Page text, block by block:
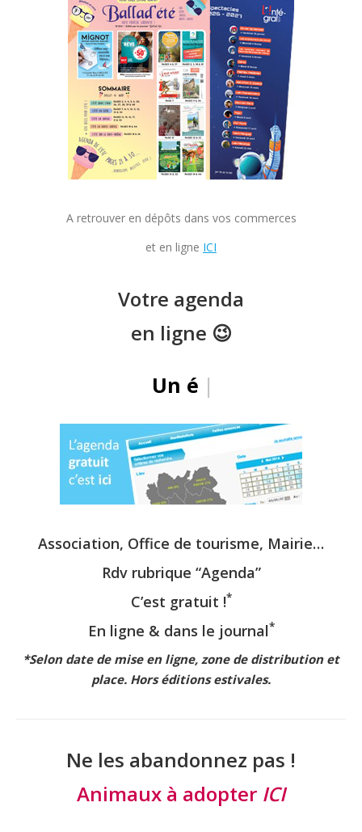
A retrouver en dépôts dans vos commerces
et en ligne ICI
Votre agenda
en ligne 😉
Un évèneme
Association, Office de tourisme, Mairie…
Rdv rubrique “Agenda”
C’est gratuit !*
En ligne & dans le journal*
*Selon date de mise en ligne, zone de distribution et
place. Hors éditions estivales.
Ne les abandonnez pas !
Animaux à adopter ICI